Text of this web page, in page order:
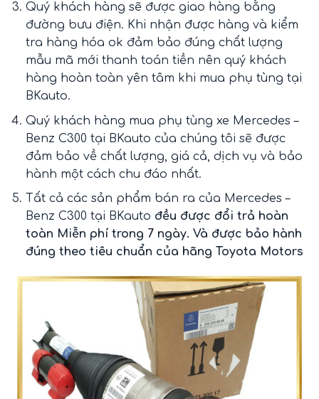
Quý khách hàng sẽ được giao hàng bằng
đường bưu điện. Khi nhận được hàng và kiểm
tra hàng hóa ok đảm bảo đúng chất lượng
mẫu mã mới thanh toán tiền nên quý khách
hàng hoàn toàn yên tâm khi mua phụ tùng tại
BKauto.
Quý khách hàng mua phụ tùng xe Mercedes –
Benz C300 tại BKauto của chúng tôi sẽ được
đảm bảo về chất lượng, giá cả, dịch vụ và bảo
hành một cách chu đáo nhất.
Tất cả các sản phẩm bán ra của Mercedes –
Benz C300 tại BKauto đều được đổi trả hoàn
toàn Miễn phí trong 7 ngày. Và được bảo hành
đúng theo tiêu chuẩn của hãng Toyota Motors